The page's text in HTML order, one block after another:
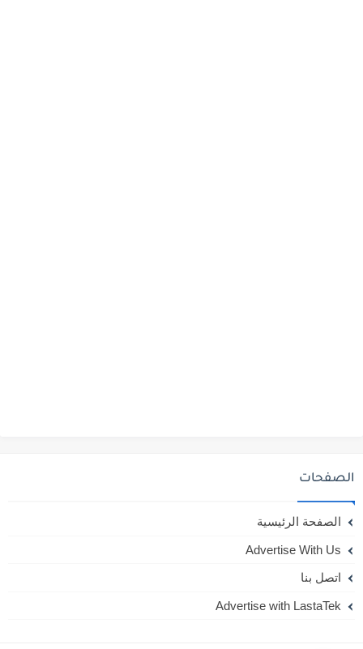
الصفحات
الصفحة الرئيسية
Advertise With Us
اتصل بنا
Advertise with LastaTek